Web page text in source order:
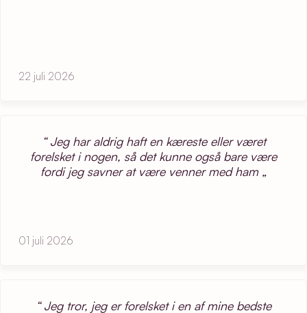
22 juli 2026
Jeg har aldrig haft en kæreste eller været
forelsket i nogen, så det kunne også bare være
fordi jeg savner at være venner med ham
01 juli 2026
Jeg tror, jeg er forelsket i en af mine bedste